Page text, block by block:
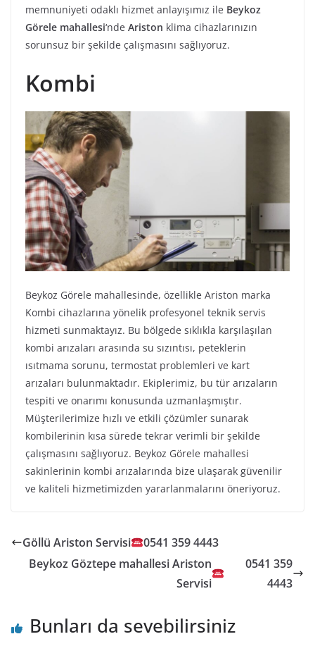
memnuniyeti odaklı hizmet anlayışımız ile Beykoz
Görele mahallesi‘nde Ariston klima cihazlarınızın
sorunsuz bir şekilde çalışmasını sağlıyoruz.
Kombi
Beykoz Görele mahallesinde, özellikle Ariston marka
Kombi cihazlarına yönelik profesyonel teknik servis
hizmeti sunmaktayız. Bu bölgede sıklıkla karşılaşılan
kombi arızaları arasında su sızıntısı, peteklerin
ısıtmama sorunu, termostat problemleri ve kart
arızaları bulunmaktadır. Ekiplerimiz, bu tür arızaların
tespiti ve onarımı konusunda uzmanlaşmıştır.
Müşterilerimize hızlı ve etkili çözümler sunarak
kombilerinin kısa sürede tekrar verimli bir şekilde
çalışmasını sağlıyoruz. Beykoz Görele mahallesi
sakinlerinin kombi arızalarında bize ulaşarak güvenilir
ve kaliteli hizmetimizden yararlanmalarını öneriyoruz.
Göllü Ariston Servisi
0541 359 4443
Beykoz Göztepe mahallesi Ariston
Servisi
0541 359
4443
Bunları da sevebilirsiniz